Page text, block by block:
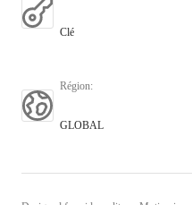
Clé
Région:
GLOBAL